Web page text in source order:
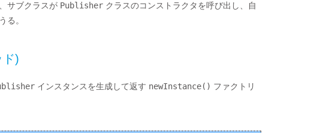
サブクラスが Publisher クラスのコンストラクタを呼び出し、自
る。
ド)
インスタンスを生成して返す newInstance() ファクトリ